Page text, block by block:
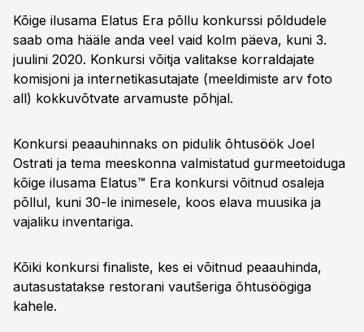
Kõige ilusama Elatus Era põllu konkurssi põldudele
saab oma hääle anda veel vaid kolm päeva, kuni 3.
juulini 2020. Konkursi võitja valitakse korraldajate
komisjoni ja internetikasutajate (meeldimiste arv foto
all) kokkuvõtvate arvamuste põhjal.
Konkursi peaauhinnaks on pidulik õhtusöök Joel
Ostrati ja tema meeskonna valmistatud gurmeetoiduga
kõige ilusama Elatus™ Era konkursi võitnud osaleja
põllul, kuni 30-le inimesele, koos elava muusika ja
vajaliku inventariga.
Kõiki konkursi finaliste, kes ei võitnud peaauhinda,
autasustatakse restorani vautšeriga õhtusöögiga
kahele.